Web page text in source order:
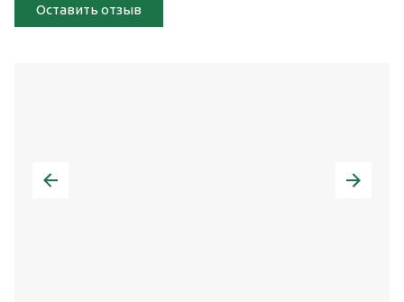
Оставить отзыв